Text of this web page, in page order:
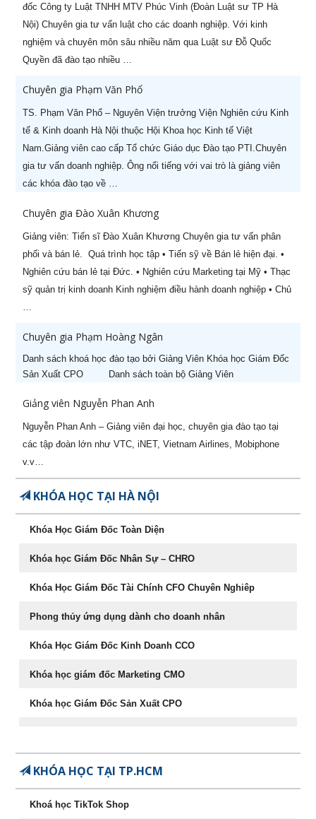
đốc Công ty Luật TNHH MTV Phúc Vinh (Đoàn Luật sư TP Hà
Nội) Chuyên gia tư vấn luật cho các doanh nghiệp. Với kinh
nghiệm và chuyên môn sâu nhiều năm qua Luật sư Đỗ Quốc
Quyền đã đào tạo nhiều …
Chuyên gia Phạm Văn Phổ
TS. Phạm Văn Phổ – Nguyên Viện trưởng Viện Nghiên cứu Kinh
tế & Kinh doanh Hà Nội thuộc Hội Khoa học Kinh tế Việt
Nam.Giảng viên cao cấp Tổ chức Giáo dục Đào tạo PTI.Chuyên
gia tư vấn doanh nghiệp. Ông nổi tiếng với vai trò là giảng viên
các khóa đào tạo về …
Chuyên gia Đào Xuân Khương
Giảng viên: Tiến sĩ Đào Xuân Khương Chuyên gia tư vấn phân
phối và bán lẻ. Quá trình học tập • Tiến sỹ về Bán lẻ hiện đại. •
Nghiên cứu bán lẻ tại Đức. • Nghiên cứu Marketing tại Mỹ • Thạc
sỹ quản trị kinh doanh Kinh nghiệm điều hành doanh nghiệp • Chủ
Chuyên gia Phạm Hoàng Ngân
Danh sách khoá học đào tạo bởi Giảng Viên Khóa học Giám Đốc
Sản Xuất CPO Danh sách toàn bộ Giảng Viên
Giảng viên Nguyễn Phan Anh
Nguyễn Phan Anh – Giảng viên đại học, chuyên gia đào tạo tại
các tập đoàn lớn như VTC, iNET, Vietnam Airlines, Mobiphone
v.v…
KHÓA HỌC TẠI HÀ NỘI
Khóa Học Giám Đốc Toàn Diện
Khóa học Giám Đốc Nhân Sự – CHRO
Khóa Học Giám Đốc Tài Chính CFO Chuyên Nghiêp
Phong thủy ứng dụng dành cho doanh nhân
Khóa Học Giám Đốc Kinh Doanh CCO
Khóa học giám đốc Marketing CMO
Khóa học Giám Đốc Sản Xuất CPO
Chuyên Khảo Dụng Nhân Như Dụng Mộc
KHÓA HỌC TẠI TP.HCM
Khoá học TikTok Shop
Ưu đãi lên tới60%cho học viên đăng ký sớm
1
Khoá học Nâng cao năng lực
quản lý cấp Trung (-50%)
29/08/2026